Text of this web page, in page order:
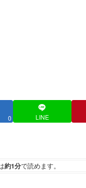
0 LINE
約1分で読めます。